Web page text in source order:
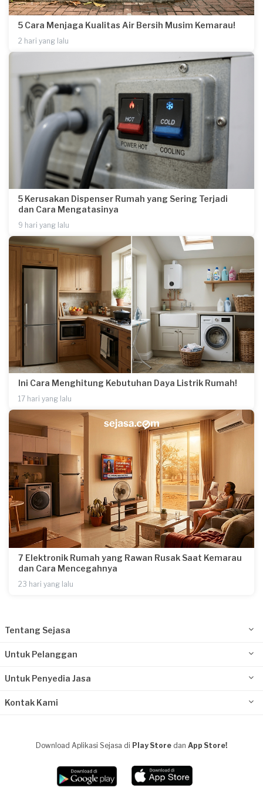
5 Cara Menjaga Kualitas Air Bersih Musim Kemarau!
2 hari yang lalu
5 Kerusakan Dispenser Rumah yang Sering Terjadi
dan Cara Mengatasinya
9 hari yang lalu
Ini Cara Menghitung Kebutuhan Daya Listrik Rumah!
17 hari yang lalu
7 Elektronik Rumah yang Rawan Rusak Saat Kemarau
dan Cara Mencegahnya
23 hari yang lalu
Tentang Sejasa
Untuk Pelanggan
Untuk Penyedia Jasa
Kontak Kami
Download Aplikasi Sejasa di Play Store dan App Store!